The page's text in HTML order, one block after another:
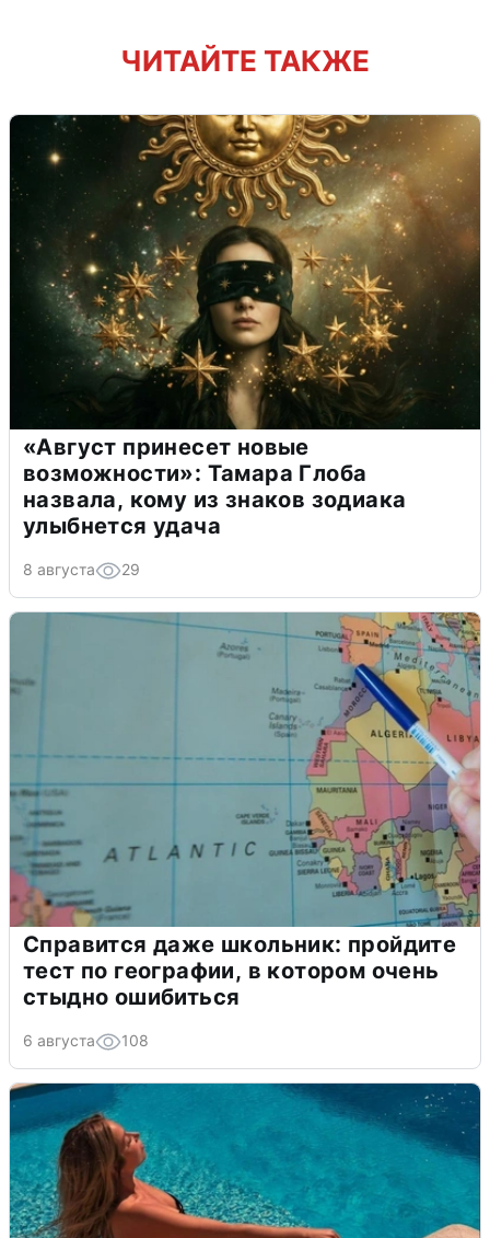
ЧИТАЙТЕ ТАКЖЕ
«Август принесет новые
возможности»: Тамара Глоба
назвала, кому из знаков зодиака
улыбнется удача
8 августа 29
Справится даже школьник: пройдите
тест по географии, в котором очень
стыдно ошибиться
6 августа 108